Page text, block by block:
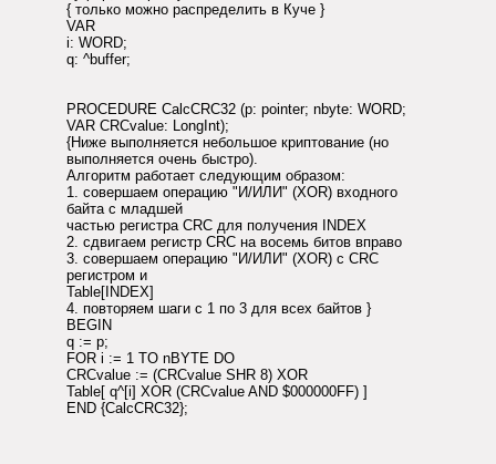
{ только можно распределить в Куче }
VAR
i: WORD;
q: ^buffer;
PROCEDURE CalcCRC32 (p: pointer; nbyte: WORD;
VAR CRCvalue: LongInt);
{Ниже выполняется небольшое криптование (но
выполняется очень быстро).
Алгоритм работает следующим образом:
1. совершаем операцию "И/ИЛИ" (XOR) входного
байта с младшей
частью регистра CRC для получения INDEX
2. сдвигаем регистр CRC на восемь битов вправо
3. совершаем операцию "И/ИЛИ" (XOR) с CRC
регистром и
Table[INDEX]
4. повторяем шаги с 1 по 3 для всех байтов }
BEGIN
q := p;
FOR i := 1 TO nBYTE DO
CRCvalue := (CRCvalue SHR 8) XOR
Table[ q^[i] XOR (CRCvalue AND $000000FF) ]
END {CalcCRC32};